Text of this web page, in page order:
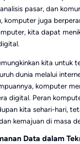
pasar, dan
komputer juga
kita dapat
kita untuk
dunia melalui
komputer
digital. Peran
kita sehari-hari,
kemajuan di masa
Data dalam